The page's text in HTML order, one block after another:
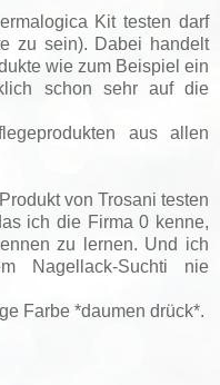
Kit testen darf
zu sein). Dabei handelt
wie zum Beispiel ein
schon sehr auf die
aus allen
von Trosani testen
ich die Firma 0 kenne,
zu lernen. Und ich
Nagellack-Suchti nie
Farbe *daumen drück*.